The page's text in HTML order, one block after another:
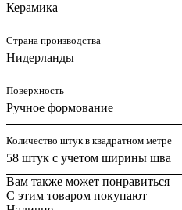
Керамика
Страна производства
Нидерланды
Поверхность
Ручное формование
Количество штук в квадратном метре
58 штук с учетом ширины шва
Вам также может понравиться
С этим товаром покупают